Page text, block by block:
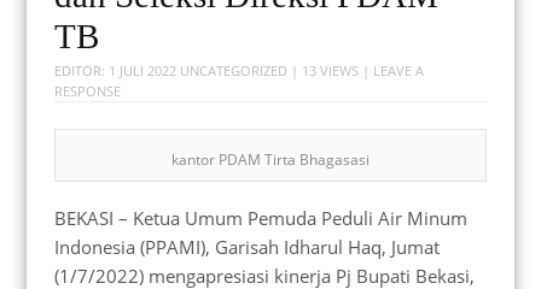
TB
EDITOR: 1 JULI 2022 UNCATEGORIZED | 13 VIEWS | LEAVE A
RESPONSE
kantor PDAM Tirta Bhagasasi
BEKASI – Ketua Umum Pemuda Peduli Air Minum
Indonesia (PPAMI), Garisah Idharul Haq, Jumat
(1/7/2022) mengapresiasi kinerja Pj Bupati Bekasi,